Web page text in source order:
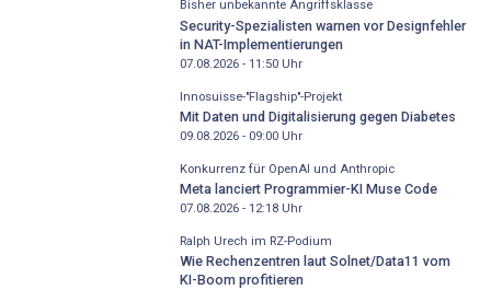
Bisher unbekannte Angriffsklasse
Security-Spezialisten warnen vor Designfehler
in NAT-Implementierungen
07.08.2026 - 11:50Uhr
Innosuisse-"Flagship"-Projekt
Mit Daten und Digitalisierung gegen Diabetes
09.08.2026 - 09:00Uhr
Konkurrenz für OpenAI und Anthropic
Meta lanciert Programmier-KI Muse Code
07.08.2026 - 12:18Uhr
Ralph Urech im RZ-Podium
Wie Rechenzentren laut Solnet/Data11 vom
KI-Boom profitieren